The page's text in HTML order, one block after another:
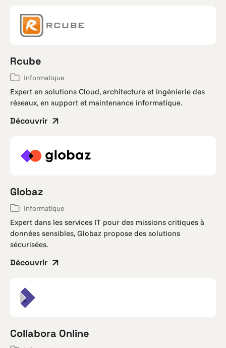
Rcube
Informatique
Expert en solutions Cloud, architecture et ingénierie des
réseaux, en support et maintenance informatique.
Découvrir
Globaz
Informatique
Expert dans les services IT pour des missions critiques à
données sensibles, Globaz propose des solutions
sécurisées.
Découvrir
Collabora Online